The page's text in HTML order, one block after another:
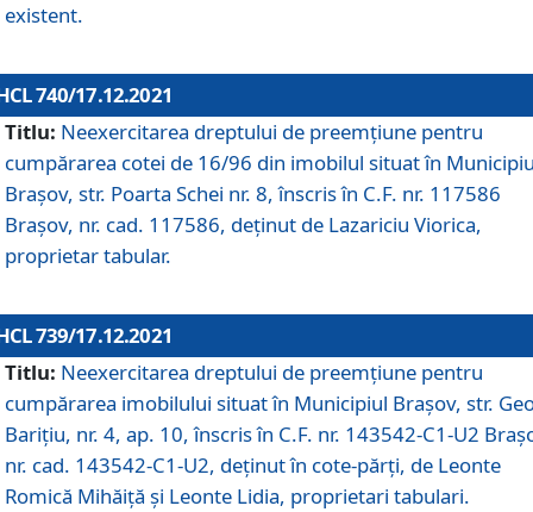
existent.
740/17.12.2021
Titlu: Neexercitarea dreptului de preemţiune pentru
cumpărarea cotei de 16/96 din imobilul situat în
Braşov, str. Poarta Schei nr. 8, înscris în C.F. nr. 117586
Brașov, nr. cad. 117586, deținut de Lazariciu Viorica,
proprietar tabular.
739/17.12.2021
Titlu: Neexercitarea dreptului de preemţiune pentru
cumpărarea imobilului situat în Municipiul Braşov, str.
Barițiu, nr. 4, ap. 10, înscris în C.F. nr. 143542-C1-U2
nr. cad. 143542-C1-U2, deținut în cote-părți, de Leonte
Romică Mihăiță și Leonte Lidia, proprietari tabulari.